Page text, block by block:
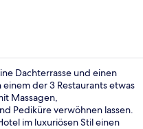
Dachterrasse und einen
der 3 Restaurants etwas
Massagen,
Pediküre verwöhnen lassen.
im luxuriösen Stil einen